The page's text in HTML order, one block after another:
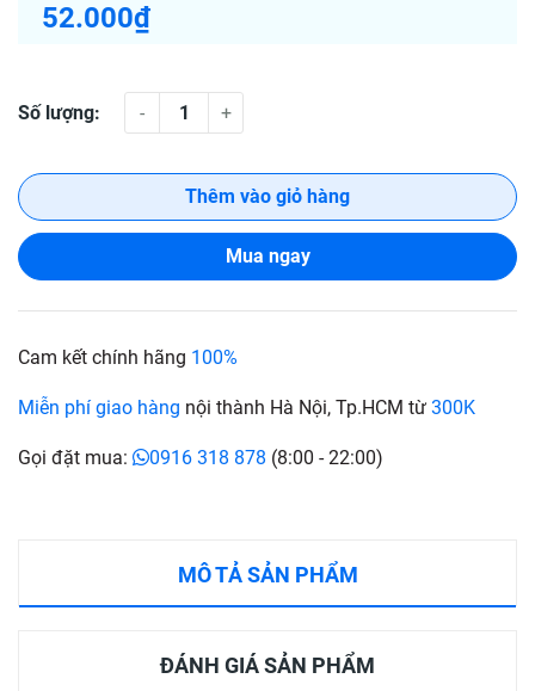
52.000₫
Số lượng: - +
Thêm vào giỏ hàng
Mua ngay
Cam kết chính hãng 100%
Miễn phí giao hàng nội thành Hà Nội, Tp.HCM từ 300K
Gọi đặt mua: 0916 318 878 (8:00 - 22:00)
MÔ TẢ SẢN PHẨM
ĐÁNH GIÁ SẢN PHẨM